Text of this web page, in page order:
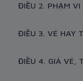
ĐIỀU 2. PHẠM VI
ĐIỀU 3. VÉ HAY
ĐIỀU 4. GIÁ VÉ,